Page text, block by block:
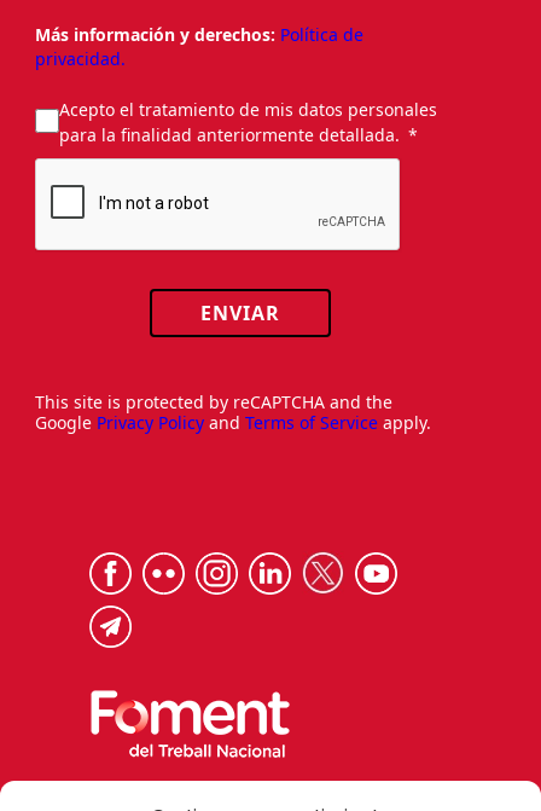
Más información y derechos: Política de
privacidad.
Acepto el tratamiento de mis datos personales
para la finalidad anteriormente detallada.
ENVIAR
This site is protected by reCAPTCHA and the
Google Privacy Policy and Terms of Service apply.